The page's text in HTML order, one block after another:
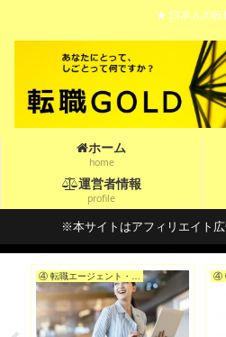
★ 日本人の
ホーム
home
運営者情報
profile
※本サイトはアフィリエイト広